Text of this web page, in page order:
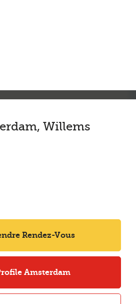
Willems
Rendez-Vous
Amsterdam